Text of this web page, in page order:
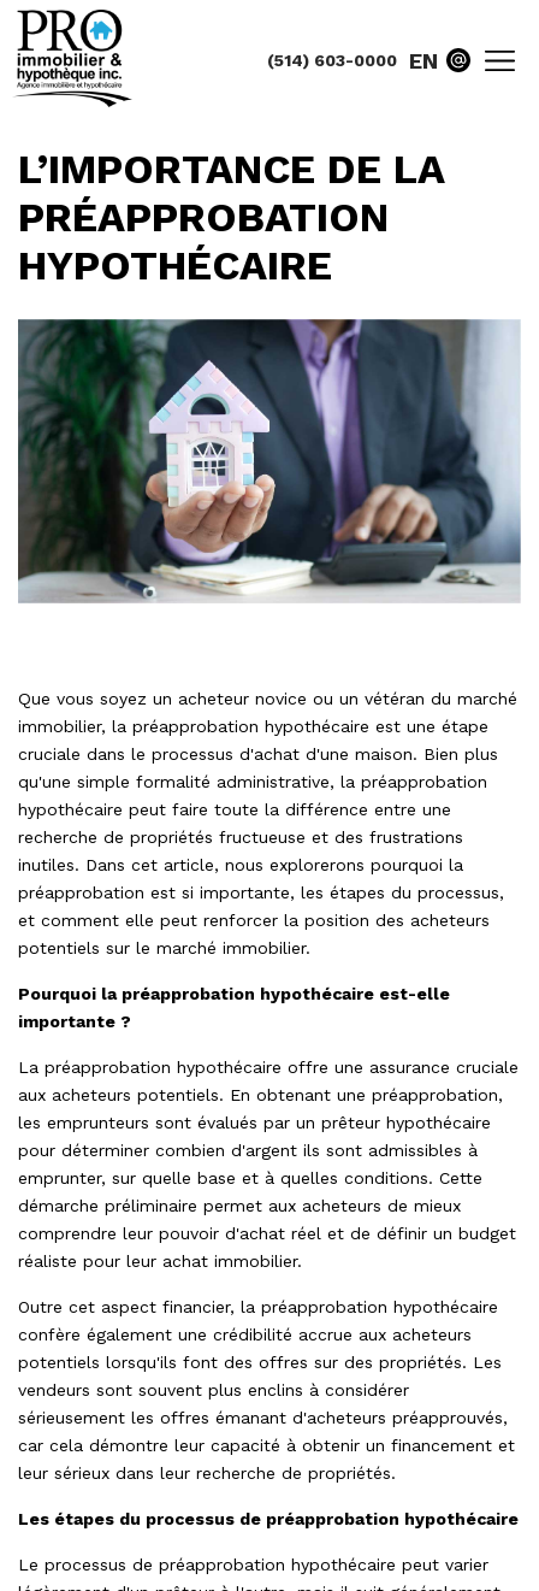
(514) 603-0000 EN
L’IMPORTANCE DE LA
PRÉAPPROBATION
HYPOTHÉCAIRE
Que vous soyez un acheteur novice ou un vétéran du marché
immobilier, la préapprobation hypothécaire est une étape
cruciale dans le processus d'achat d'une maison. Bien plus
qu'une simple formalité administrative, la préapprobation
hypothécaire peut faire toute la différence entre une
recherche de propriétés fructueuse et des frustrations
inutiles. Dans cet article, nous explorerons pourquoi la
préapprobation est si importante, les étapes du processus,
et comment elle peut renforcer la position des acheteurs
potentiels sur le marché immobilier.
Pourquoi la préapprobation hypothécaire est-elle
importante ?
La préapprobation hypothécaire offre une assurance cruciale
aux acheteurs potentiels. En obtenant une préapprobation,
les emprunteurs sont évalués par un prêteur hypothécaire
pour déterminer combien d'argent ils sont admissibles à
emprunter, sur quelle base et à quelles conditions. Cette
démarche préliminaire permet aux acheteurs de mieux
comprendre leur pouvoir d'achat réel et de définir un budget
réaliste pour leur achat immobilier.
Outre cet aspect financier, la préapprobation hypothécaire
confère également une crédibilité accrue aux acheteurs
potentiels lorsqu'ils font des offres sur des propriétés. Les
vendeurs sont souvent plus enclins à considérer
sérieusement les offres émanant d'acheteurs préapprouvés,
car cela démontre leur capacité à obtenir un financement et
leur sérieux dans leur recherche de propriétés.
Les étapes du processus de préapprobation hypothécaire
Le processus de préapprobation hypothécaire peut varier